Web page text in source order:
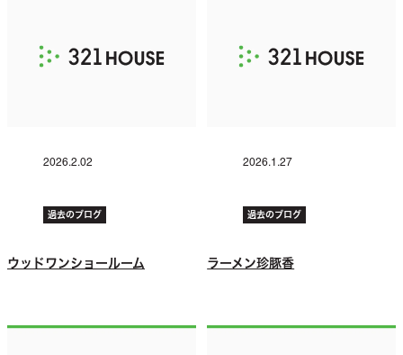
2026.2.02
過去のブログ
ウッドワンショールーム
2026.1.27
過去のブログ
ラーメン珍豚香